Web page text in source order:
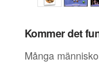
Kommer det
Många